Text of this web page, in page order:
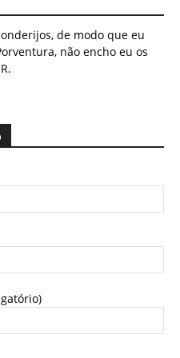
de modo que eu
não encho eu os